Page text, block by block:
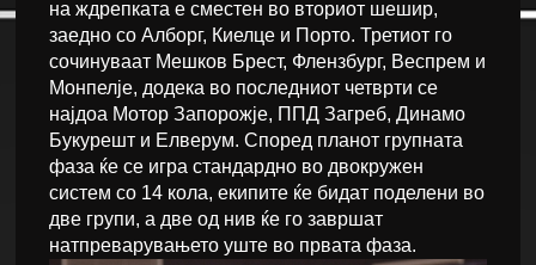
на ждрепката е сместен во вториот шешир,
заедно со Алборг, Киелце и Порто. Третиот го
сочинуваат Мешков Брест, Флензбург, Веспрем и
Монпелје, додека во последниот четврти се
најдоа Мотор Запорожје, ППД Загреб, Динамо
Букурешт и Елверум. Според планот групната
фаза ќе се игра стандардно во двокружен
систем со 14 кола, екипите ќе бидат поделени во
две групи, а две од нив ќе го завршат
натпреварувањето уште во првата фаза.